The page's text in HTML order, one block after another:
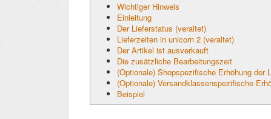
Wichtiger Hinweis
Einleitung
Der Lieferstatus (veraltet)
Lieferzeiten in unicorn 2 (veraltet)
Der Artikel ist ausverkauft
Die zusätzliche Bearbeitungszeit
(Optionale) Shopspezifische Erhöhung der
(Optionale) Versandklassenspezifische
Beispiel